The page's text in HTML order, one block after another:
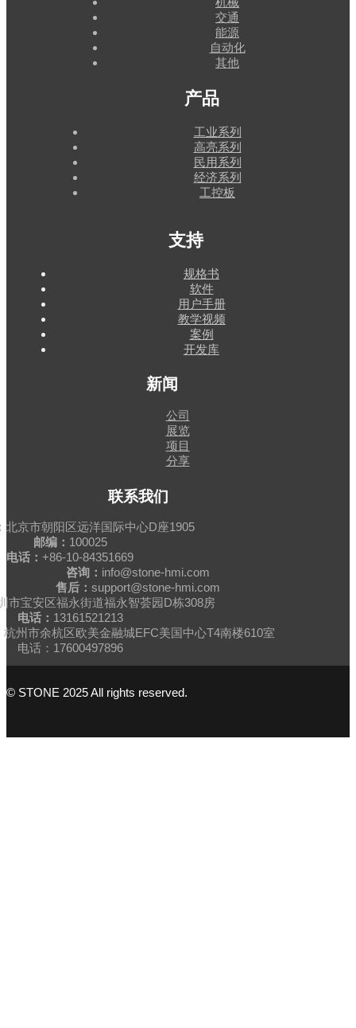
交通
能源
自动化
其他
产品
工业系列
高亮系列
民用系列
经济系列
工控板
支持
规格书
软件
用户手册
教学视频
案例
开发库
新闻
公司
展览
项目
分享
联系我们
北京市朝阳区远洋国际中心D座1905
邮编： 100025
电话： +86-10-84351669
咨询： info@stone-hmi.com
售后： support@stone-hmi.com
市宝安区福永街道福永智荟园D栋308房
电话： 13161521213
杭州市余杭区欧美金融城EFC美国中心T4南楼610室
电话：17600497896
© STONE 2025 All rights reserved.